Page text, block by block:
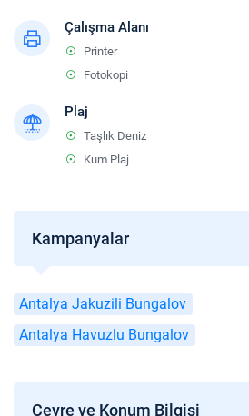
Çalışma Alanı
Printer
Fotokopi
Plaj
Taşlık Deniz
Kum Plaj
Kampanyalar
Antalya Jakuzili Bungalov
Antalya Havuzlu Bungalov
Çevre ve Konum Bilgisi